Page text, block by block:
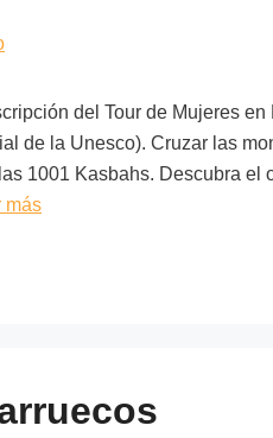
del Tour de Mujeres
de la Unesco). Cruzar las
1001 Kasbahs. Descubra el
más